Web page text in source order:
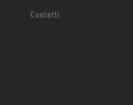
Contatti